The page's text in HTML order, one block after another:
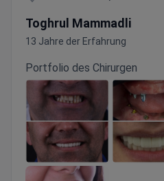
Toghrul Mammadli
13 Jahre der Erfahrung
Portfolio des Chirurgen